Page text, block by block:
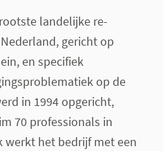
landelijke re-
gericht op
en specifiek
op de
in 1994 opgericht,
70 professionals in
werkt het bedrijf met een